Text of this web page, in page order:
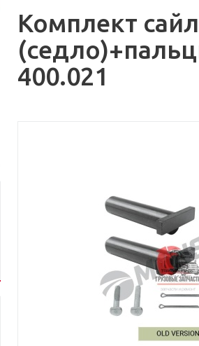
Комплект
400.021